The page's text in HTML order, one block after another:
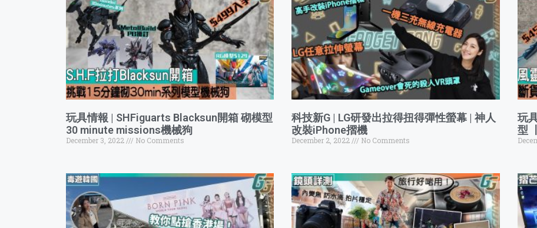
玩具情報 | SHFiguarts Blacksun開箱 砌模型
30 minute missions機械狗
December 3, 2022 No Comments
科技新G | LG研發出拉得扭得彈性螢幕 | 神人
改裝iPhone摺機
December 2, 2022 No Comments
玩
型